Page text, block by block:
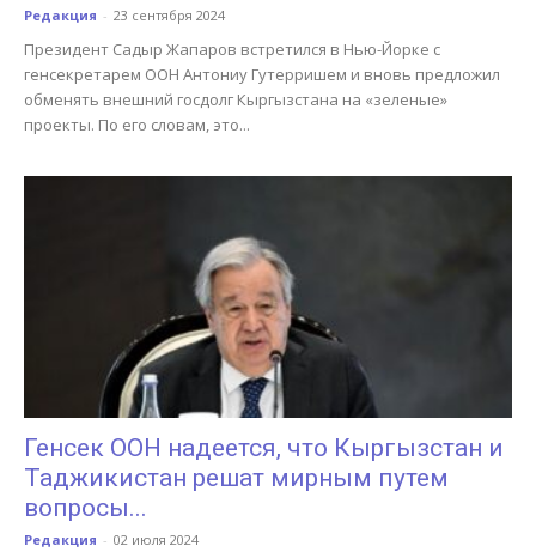
Редакция - 23 сентября 2024
Президент Садыр Жапаров встретился в Нью-Йорке с
генсекретарем ООН Антониу Гутерришем и вновь предложил
обменять внешний госдолг Кыргызстана на «зеленые»
проекты. По его словам, это...
Генсек ООН надеется, что Кыргызстан и
Таджикистан решат мирным путем
вопросы...
Редакция - 02 июля 2024